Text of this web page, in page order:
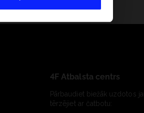
4F Atbalsta centrs
Pārbaudiet biežāk uzdotos
tērzējiet ar čatbotu: